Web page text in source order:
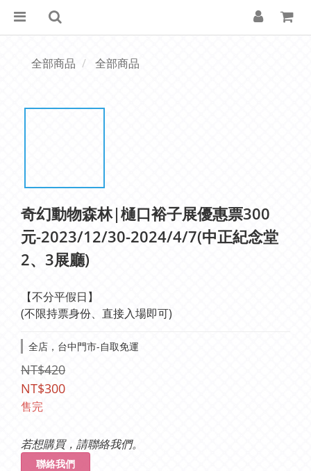
全部商品 全部商品
奇幻動物森林|樋口裕子展優惠票300
元-2023/12/30-2024/4/7(中正紀念堂
2、3展廳)
【不分平假日】
(不限持票身份、直接入場即可)
全店，台中門市-自取免運
NT$420
NT$300
售完
若想購買，請聯絡我們。
聯絡我們